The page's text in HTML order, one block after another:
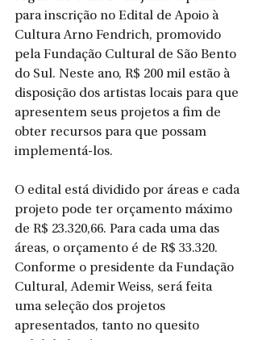
para inscrição no Edital de Apoio à
Cultura Arno Fendrich, promovido
pela Fundação Cultural de São Bento
do Sul. Neste ano, R$ 200 mil estão à
disposição dos artistas locais para que
apresentem seus projetos a fim de
obter recursos para que possam
implementá-los.
O edital está dividido por áreas e cada
projeto pode ter orçamento máximo
de R$ 23.320,66. Para cada uma das
áreas, o orçamento é de R$ 33.320.
Conforme o presidente da Fundação
Cultural, Ademir Weiss, será feita
uma seleção dos projetos
apresentados, tanto no quesito